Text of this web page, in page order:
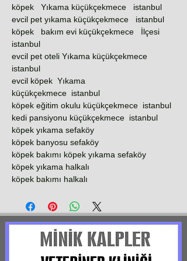
köpek Yıkama küçükçekmece istanbul
evcil pet yıkama küçükçekmece istanbul
köpek bakım evi küçükçekmece İlçesi
istanbul
evcil pet oteli Yıkama küçükçekmece
istanbul
evcil köpek Yıkama
küçükçekmece istanbul
köpek eğitim okulu küçükçekmece istanbul
kedi pansiyonu küçükçekmece istanbul
köpek yıkama sefaköy
köpek banyosu sefaköy
köpek bakımı köpek yıkama sefaköy
köpek yıkama halkalı
köpek bakımı halkalı